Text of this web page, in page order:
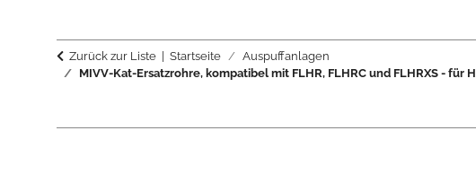
Zurück zur Liste Startseite
Auspuffanlagen
MIVV-Kat-Ersatzrohre, kompatibel mit FLHR, FLHRC und FLHRXS - für